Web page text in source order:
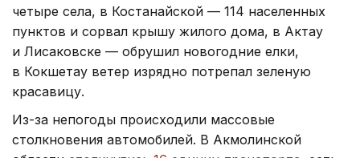
четыре села, в Костанайской — 114 населенных
пунктов и сорвал крышу жилого дома, в Актау
и Лисаковске — обрушил новогодние елки,
в Кокшетау ветер изрядно потрепал зеленую
красавицу.
Из-за непогоды происходили массовые
столкновения автомобилей. В Акмолинской